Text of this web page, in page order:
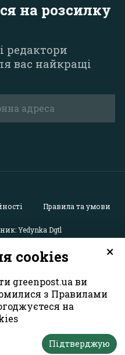
на розсилку
редактори
вас найкращі
Правила та умови
Yedynka Dgtl
на
у першому абзаці
на сайтgreenpost.ua
несе рекламодавець.
з позицією
×
cookies
greenpost.ua ви
з Правилами
на
Підтверджую